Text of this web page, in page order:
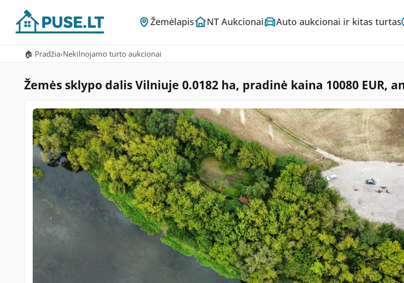
Žemėlapis NT Aukcionai Auto aukcionai ir kitas turtas
🏠 Pradžia›Nekilnojamo turto aukcionai
Žemės sklypo dalis Vilniuje 0.0182 ha, pradinė kaina 10080 EUR,
‹